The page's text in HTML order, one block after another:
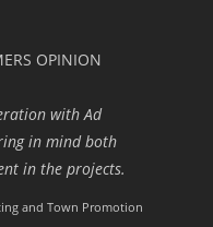
OPINION
with Ad
in mind both
in the projects.
and Town Promotion